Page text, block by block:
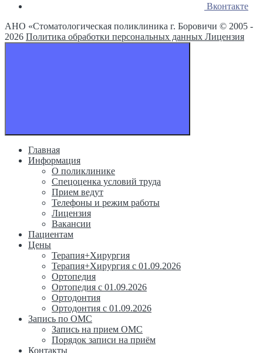
Вконтакте
АНО «Стоматологическая поликлиника г. Боровичи © 2005 -
2026 Политика обработки персональных данных Лицензия
Главная
Информация
О поликлинике
Спецоценка условий труда
Прием ведут
Телефоны и режим работы
Лицензия
Вакансии
Пациентам
Цены
Терапия+Хирургия
Терапия+Хирургия с 01.09.2026
Ортопедия
Ортопедия с 01.09.2026
Ортодонтия
Ортодонтия с 01.09.2026
Запись по ОМС
Запись на прием ОМС
Порядок записи на приём
Контакты